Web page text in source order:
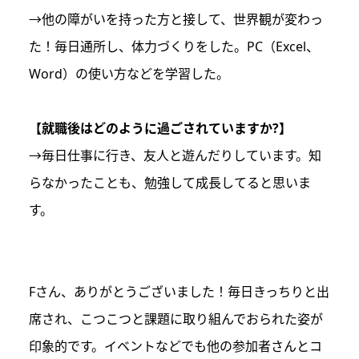
→他の障がいを持った方と接して、世界観が変わっ
た！毎日通所し、体力づくりをした。PC（Excel、
Word）の使い方などを学習した。
【就職後はどのように過ごされていますか?】
→毎日仕事に行き、友人と遊んだりしています。知
らなかったことも、勉強して成長してると思いま
す。
Fさん、ありがとうございました！毎日きっちりと出
席され、こつこつと課題に取り組んでおられた姿が
印象的です。イベントなどでも他の参加者さんとコ